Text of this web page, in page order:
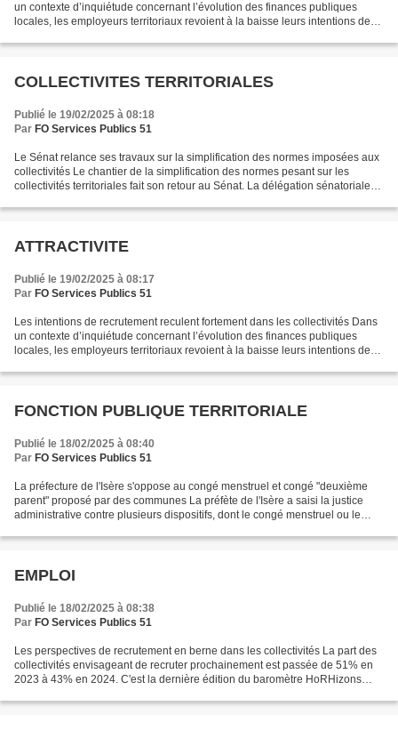
un contexte d’inquiétude concernant l’évolution des finances publiques
locales, les employeurs territoriaux revoient à la baisse leurs intentions de
COLLECTIVITES TERRITORIALES
Publié le 19/02/2025 à 08:18
Par FO Services Publics 51
Le Sénat relance ses travaux sur la simplification des normes imposées aux
collectivités Le chantier de la simplification des normes pesant sur les
collectivités territoriales fait son retour au Sénat. La délégation sénatoriale
ATTRACTIVITE
Publié le 19/02/2025 à 08:17
Par FO Services Publics 51
Les intentions de recrutement reculent fortement dans les collectivités Dans
un contexte d’inquiétude concernant l’évolution des finances publiques
locales, les employeurs territoriaux revoient à la baisse leurs intentions de
FONCTION PUBLIQUE TERRITORIALE
Publié le 18/02/2025 à 08:40
Par FO Services Publics 51
La préfecture de l'Isère s'oppose au congé menstruel et congé "deuxième
parent" proposé par des communes La préfète de l'Isère a saisi la justice
administrative contre plusieurs dispositifs, dont le congé menstruel ou le
EMPLOI
Publié le 18/02/2025 à 08:38
Par FO Services Publics 51
Les perspectives de recrutement en berne dans les collectivités La part des
collectivités envisageant de recruter prochainement est passée de 51% en
2023 à 43% en 2024. C'est la dernière édition du baromètre HoRHizons